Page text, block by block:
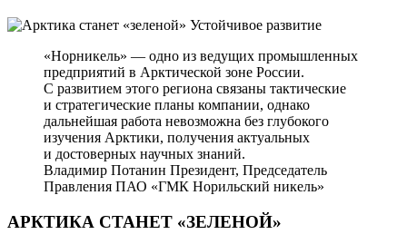
Устойчивое развитие
«Норникель» — одно из ведущих промышленных
предприятий в Арктической зоне России.
С развитием этого региона связаны тактические
и стратегические планы компании, однако
дальнейшая работа невозможна без глубокого
изучения Арктики, получения актуальных
и достоверных научных знаний.
Владимир Потанин Президент, Председатель
Правления ПАО «ГМК Норильский никель»
АРКТИКА СТАНЕТ «ЗЕЛЕНОЙ»